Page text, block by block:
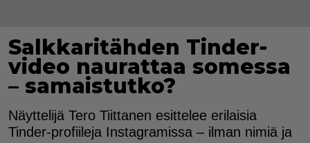
Salkkaritähden Tinder-
video naurattaa somessa
– samaistutko?
Näyttelijä Tero Tiittanen esittelee erilaisia
Tinder-profiileja Instagramissa – ilman nimiä ja